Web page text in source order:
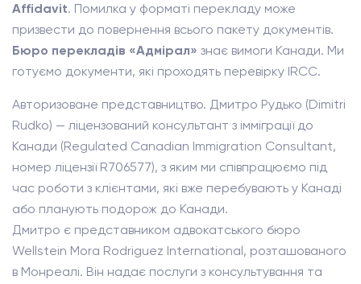
Affidavit. Помилка у форматі перекладу може
призвести до повернення всього пакету документів.
Бюро перекладів «Адмірал» знає вимоги Канади. Ми
готуємо документи, які проходять перевірку IRCC.
Авторизоване представництво. Дмитро Рудько (Dimitri
Rudko) — ліцензований консультант з імміграції до
Канади (Regulated Canadian Immigration Consultant,
номер ліцензії R706577), з яким ми співпрацюємо під
час роботи з клієнтами, які вже перебувають у Канаді
або планують подорож до Канади.
Дмитро є представником адвокатського бюро
Wellstein Mora Rodriguez International, розташованого
в Монреалі. Він надає послуги з консультування та